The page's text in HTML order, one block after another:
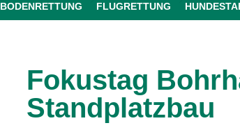
BODENRETTUNG FLUGRETTUNG
Fokustag
Standplatzbau